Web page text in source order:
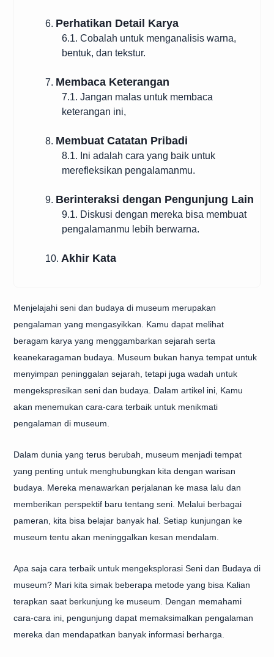
6. Perhatikan Detail Karya
6.1. Cobalah untuk menganalisis warna,
bentuk, dan tekstur.
7. Membaca Keterangan
7.1. Jangan malas untuk membaca
keterangan ini,
8. Membuat Catatan Pribadi
8.1. Ini adalah cara yang baik untuk
merefleksikan pengalamanmu.
9. Berinteraksi dengan Pengunjung Lain
9.1. Diskusi dengan mereka bisa membuat
pengalamanmu lebih berwarna.
10. Akhir Kata
Menjelajahi seni dan budaya di museum merupakan
pengalaman yang mengasyikkan. Kamu dapat melihat
beragam karya yang menggambarkan sejarah serta
keanekaragaman budaya. Museum bukan hanya tempat untuk
menyimpan peninggalan sejarah, tetapi juga wadah untuk
mengekspresikan seni dan budaya. Dalam artikel ini, Kamu
akan menemukan cara-cara terbaik untuk menikmati
pengalaman di museum.
Dalam dunia yang terus berubah, museum menjadi tempat
yang penting untuk menghubungkan kita dengan warisan
budaya. Mereka menawarkan perjalanan ke masa lalu dan
memberikan perspektif baru tentang seni. Melalui berbagai
pameran, kita bisa belajar banyak hal. Setiap kunjungan ke
museum tentu akan meninggalkan kesan mendalam.
Apa saja cara terbaik untuk mengeksplorasi Seni dan Budaya di
museum? Mari kita simak beberapa metode yang bisa Kalian
terapkan saat berkunjung ke museum. Dengan memahami
cara-cara ini, pengunjung dapat memaksimalkan pengalaman
mereka dan mendapatkan banyak informasi berharga.